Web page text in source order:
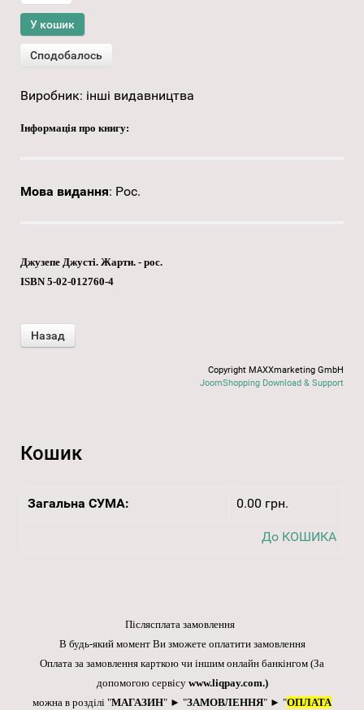
Виробник: інші видавництва
Інформація про книгу:
Мова видання: Рос.
Джузепе Джусті. Жарти. - рос.
ISBN 5-02-012760-4
Copyright MAXXmarketing GmbH
JoomShopping Download & Support
Кошик
Загальна СУМА: 0.00 грн.
До КОШИКА
Післясплата замовлення
В будь-який момент Ви зможете оплатити замовлення
Оплата за замовлення карткою чи іншим онлайн банкінгом (За
допомогою сервісу www.liqpay.com.)
можна в розділі "МАГАЗИН" ► "ЗАМОВЛЕННЯ" ► "ОПЛАТА